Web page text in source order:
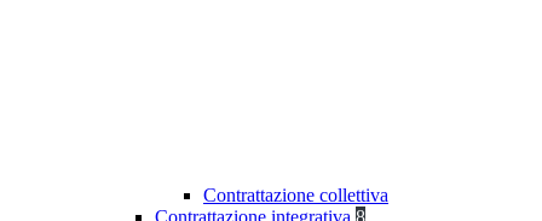
Contrattazione collettiva